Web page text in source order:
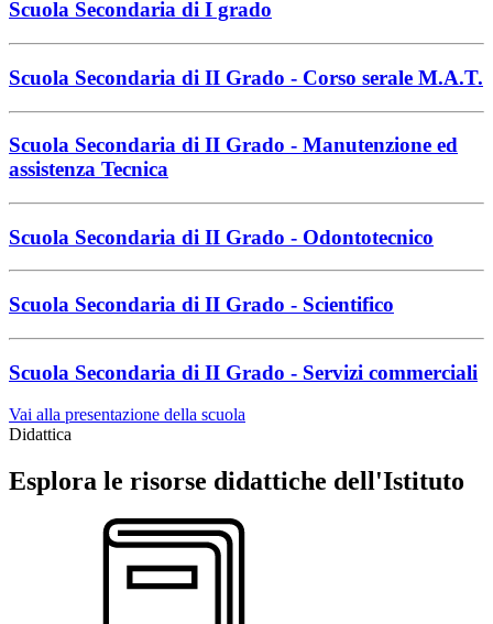
Scuola Secondaria di I grado
Scuola Secondaria di II Grado - Corso serale M.A.T.
Scuola Secondaria di II Grado - Manutenzione ed
assistenza Tecnica
Scuola Secondaria di II Grado - Odontotecnico
Scuola Secondaria di II Grado - Scientifico
Scuola Secondaria di II Grado - Servizi commerciali
Vai alla presentazione della scuola
Didattica
Esplora le risorse didattiche dell'Istituto